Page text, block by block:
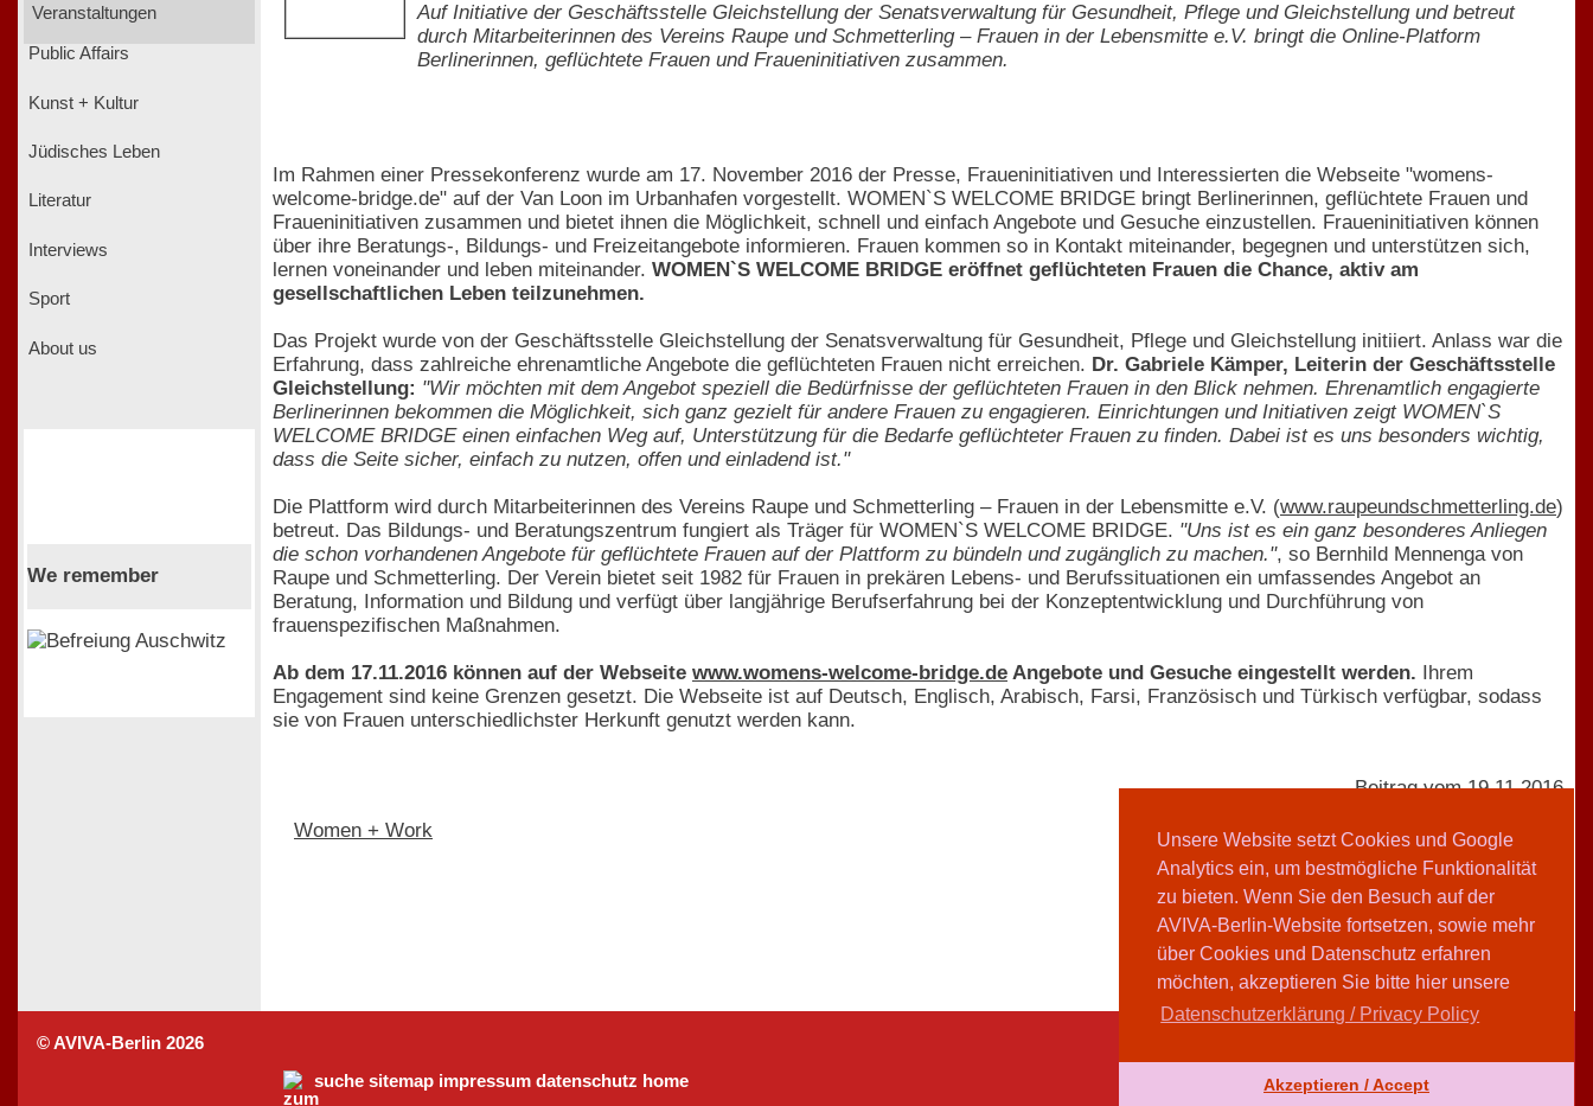
Unsere Website setzt Cookies und Google
Analytics ein, um bestmögliche Funktionalität
zu bieten. Wenn Sie den Besuch auf der
AVIVA-Berlin-Website fortsetzen, sowie mehr
über Cookies und Datenschutz erfahren
möchten, akzeptieren Sie bitte hier unsere
Datenschutzerklärung / Privacy Policy
Akzeptieren / Accept
Veranstaltungen
Public Affairs
Kunst + Kultur
Jüdisches Leben
Literatur
Interviews
Sport
About us
We remember
Auf Initiative der Geschäftsstelle Gleichstellung der Senatsverwaltung für Gesundheit, Pflege und Gleichstellung und betreut
durch Mitarbeiterinnen des Vereins Raupe und Schmetterling – Frauen in der Lebensmitte e.V. bringt die Online-Platform
Berlinerinnen, geflüchtete Frauen und Fraueninitiativen zusammen.
Im Rahmen einer Pressekonferenz wurde am 17. November 2016 der Presse, Fraueninitiativen und Interessierten die Webseite "womens-
welcome-bridge.de" auf der Van Loon im Urbanhafen vorgestellt. WOMEN`S WELCOME BRIDGE bringt Berlinerinnen, geflüchtete Frauen und
Fraueninitiativen zusammen und bietet ihnen die Möglichkeit, schnell und einfach Angebote und Gesuche einzustellen. Fraueninitiativen können
über ihre Beratungs-, Bildungs- und Freizeitangebote informieren. Frauen kommen so in Kontakt miteinander, begegnen und unterstützen sich,
lernen voneinander und leben miteinander. WOMEN`S WELCOME BRIDGE eröffnet geflüchteten Frauen die Chance, aktiv am
gesellschaftlichen Leben teilzunehmen.
Das Projekt wurde von der Geschäftsstelle Gleichstellung der Senatsverwaltung für Gesundheit, Pflege und Gleichstellung initiiert. Anlass war die
Erfahrung, dass zahlreiche ehrenamtliche Angebote die geflüchteten Frauen nicht erreichen. Dr. Gabriele Kämper, Leiterin der Geschäftsstelle
Gleichstellung: "Wir möchten mit dem Angebot speziell die Bedürfnisse der geflüchteten Frauen in den Blick nehmen. Ehrenamtlich engagierte
Berlinerinnen bekommen die Möglichkeit, sich ganz gezielt für andere Frauen zu engagieren. Einrichtungen und Initiativen zeigt WOMEN`S
WELCOME BRIDGE einen einfachen Weg auf, Unterstützung für die Bedarfe geflüchteter Frauen zu finden. Dabei ist es uns besonders wichtig,
dass die Seite sicher, einfach zu nutzen, offen und einladend ist."
Die Plattform wird durch Mitarbeiterinnen des Vereins Raupe und Schmetterling – Frauen in der Lebensmitte e.V. (www.raupeundschmetterling.de)
betreut. Das Bildungs- und Beratungszentrum fungiert als Träger für WOMEN`S WELCOME BRIDGE. "Uns ist es ein ganz besonderes Anliegen
die schon vorhandenen Angebote für geflüchtete Frauen auf der Plattform zu bündeln und zugänglich zu machen.", so Bernhild Mennenga von
Raupe und Schmetterling. Der Verein bietet seit 1982 für Frauen in prekären Lebens- und Berufssituationen ein umfassendes Angebot an
Beratung, Information und Bildung und verfügt über langjährige Berufserfahrung bei der Konzeptentwicklung und Durchführung von
frauenspezifischen Maßnahmen.
Ab dem 17.11.2016 können auf der Webseite www.womens-welcome-bridge.de Angebote und Gesuche eingestellt werden. Ihrem
Engagement sind keine Grenzen gesetzt. Die Webseite ist auf Deutsch, Englisch, Arabisch, Farsi, Französisch und Türkisch verfügbar, sodass
sie von Frauen unterschiedlichster Herkunft genutzt werden kann.
Women + Work
Beitrag vom 19.11.2016
AVIVA-Redaktion
Teilen
© AVIVA-Berlin 2026
suche sitemap impressum datenschutz home